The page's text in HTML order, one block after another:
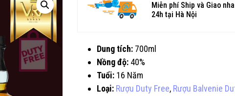
Miễn phí Ship và Giao
24h tại Hà Nội
Dung tích: 700ml
Nồng độ: 40%
Tuổi: 16 Năm
Loại: Rượu Duty Free, Rượu Balvenie